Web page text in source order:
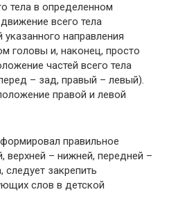
тела в определенном
всего тела
указанного направления
головы и, наконец, просто
частей всего тела
– зад, правый – левый).
правой и левой
правильное
верхней – нижней, передней –
следует закрепить
слов в детской